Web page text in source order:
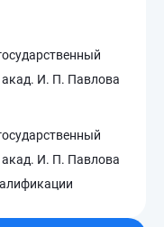
акад. И. П. Павлова
акад. И. П. Павлова